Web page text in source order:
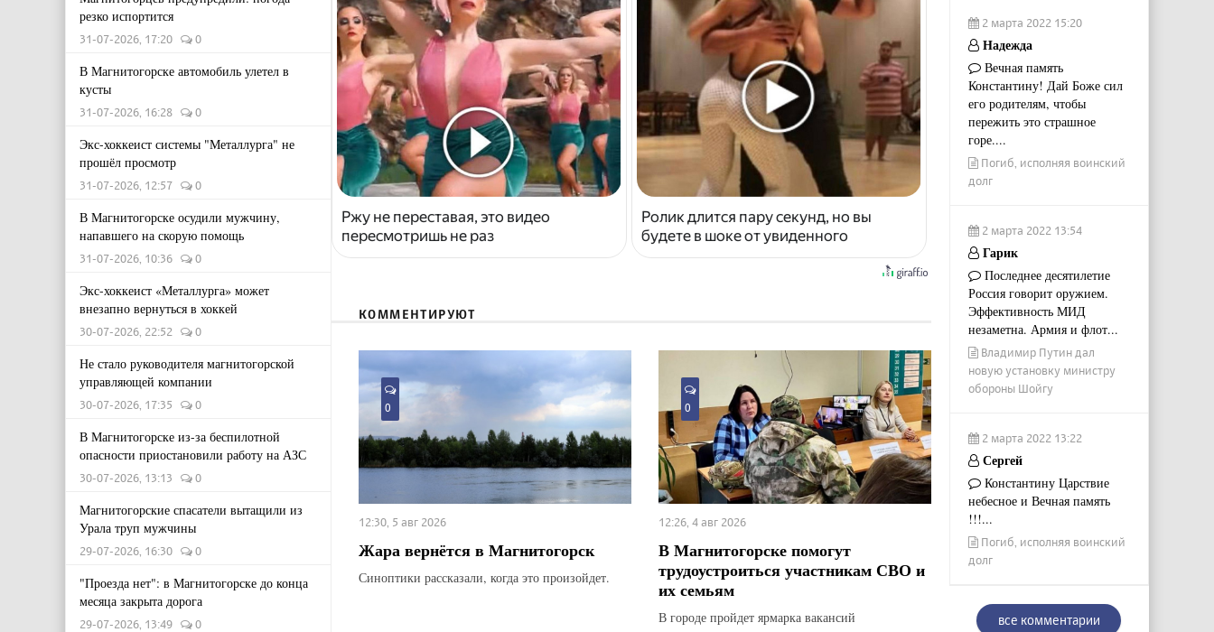
резко испортится
31-07-2026, 17:20 0
В Магнитогорске автомобиль улетел в
кусты
31-07-2026, 16:28 0
Экс-хоккеист системы "Металлурга" не
прошёл просмотр
31-07-2026, 12:57 0
В Магнитогорске осудили мужчину,
напавшего на скорую помощь
31-07-2026, 10:36 0
Экс-хоккеист «Металлурга» может
внезапно вернуться в хоккей
30-07-2026, 22:52 0
Не стало руководителя магнитогорской
управляющей компании
30-07-2026, 17:35 0
В Магнитогорске из-за беспилотной
опасности приостановили работу на АЗС
30-07-2026, 13:13 0
Магнитогорские спасатели вытащили из
Урала труп мужчины
29-07-2026, 16:30 0
"Проезда нет": в Магнитогорске до конца
месяца закрыта дорога
29-07-2026, 13:49 0
Ржу не переставая, это видео
пересмотришь не раз
Ролик длится пару секунд, но вы
будете в шоке от увиденного
КОММЕНТИРУЮТ
0
12:30, 5 авг 2026
Жара вернётся в Магнитогорск
Синоптики рассказали, когда это произойдет.
0
12:26, 4 авг 2026
В Магнитогорске помогут
трудоустроиться участникам СВО и
их семьям
В городе пройдет ярмарка вакансий
2 марта 2022 15:20
Надежда
Вечная память
Константину! Дай Боже сил
его родителям, чтобы
пережить это страшное
горе....
Погиб, исполняя воинский
долг
2 марта 2022 13:54
Гарик
Последнее десятилетие
Россия говорит оружием.
Эффективность МИД
незаметна. Армия и флот...
Владимир Путин дал
новую установку министру
обороны Шойгу
2 марта 2022 13:22
Сергей
Константину Царствие
небесное и Вечная память
!!!...
Погиб, исполняя воинский
долг
все комментарии